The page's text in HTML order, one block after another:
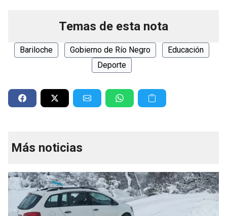
Temas de esta nota
Bariloche Gobierno de Río Negro
Educación
Deporte
Más noticias